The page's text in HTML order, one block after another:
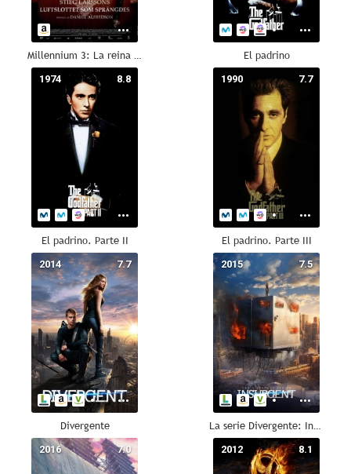
Millennium 3: La reina en el palacio de las corrientes de aire El padrino
8.8
1974
El padrino. Parte II
7.7
1990
El padrino. Parte III
7.7
2014
Divergente
7.5
2015
La serie Divergente: Insurgente
7.0
2016 8.1
2012